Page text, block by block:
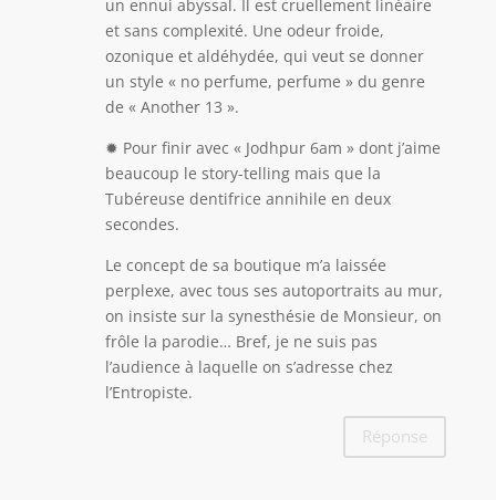
un ennui abyssal. Il est cruellement linéaire
et sans complexité. Une odeur froide,
ozonique et aldéhydée, qui veut se donner
un style « no perfume, perfume » du genre
de « Another 13 ».
✹ Pour finir avec « Jodhpur 6am » dont j’aime
beaucoup le story-telling mais que la
Tubéreuse dentifrice annihile en deux
secondes.
Le concept de sa boutique m’a laissée
perplexe, avec tous ses autoportraits au mur,
on insiste sur la synesthésie de Monsieur, on
frôle la parodie… Bref, je ne suis pas
l’audience à laquelle on s’adresse chez
l’Entropiste.
Réponse